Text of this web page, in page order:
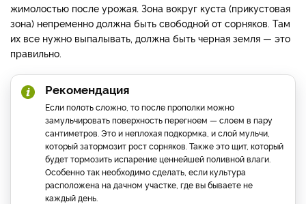
жимолостью после урожая. Зона вокруг куста (прикустовая
зона) непременно должна быть свободной от сорняков. Там
их все нужно выпалывать, должна быть черная земля — это
правильно.
Рекомендация
Если полоть сложно, то после прополки можно
замульчировать поверхность перегноем — слоем в пару
сантиметров. Это и неплохая подкормка, и слой мульчи,
который затормозит рост сорняков. Также это щит, который
будет тормозить испарение ценнейшей поливной влаги.
Особенно так необходимо сделать, если культура
расположена на дачном участке, где вы бываете не
каждый день.